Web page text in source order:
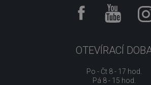
OTEVÍRACÍ
Po - Čt 8 - 17 hod.
Pá 8 - 15 hod.